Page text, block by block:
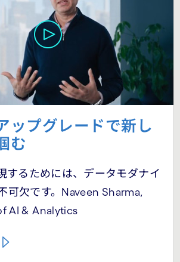
ップグレードで新し
む
するためには、データモダナイ
可欠です。Naveen Sharma,
AI & Analytics